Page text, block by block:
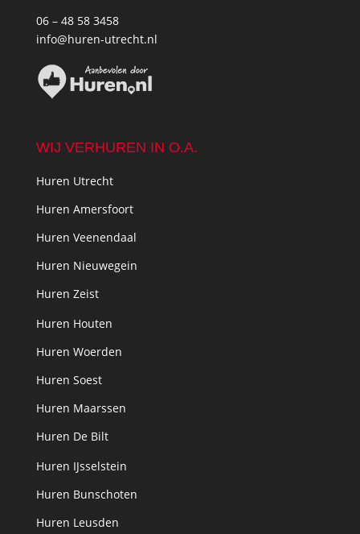
06 – 48 58 3458
info@huren-utrecht.nl
WIJ VERHUREN IN O.A.
Huren Utrecht
Huren Amersfoort
Huren Veenendaal
Huren Nieuwegein
Huren Zeist
Huren Houten
Huren Woerden
Huren Soest
Huren Maarssen
Huren De Bilt
Huren IJsselstein
Huren Bunschoten
Huren Leusden